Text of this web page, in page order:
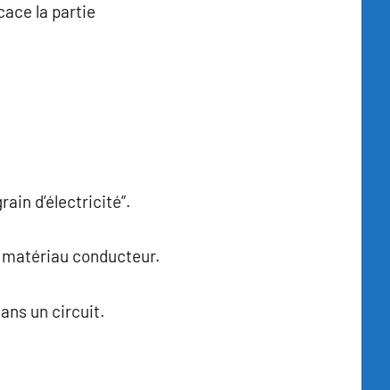
la partie
d’électricité”.
conducteur.
un circuit.